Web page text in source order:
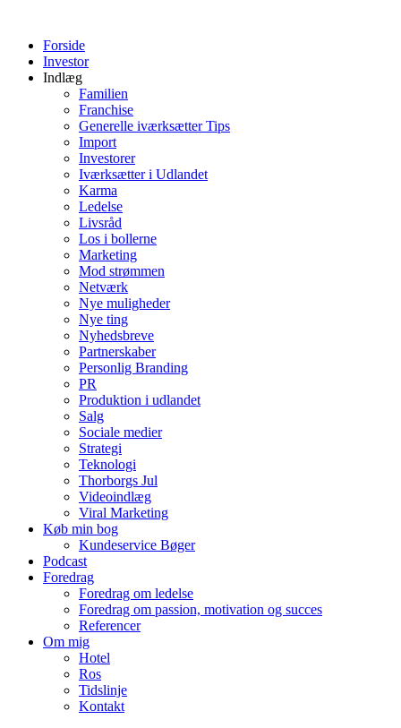
indholdForside
Investor
Indlæg
Familien
Franchise
Generelle iværksætter Tips
Import
Investorer
Iværksætter i Udlandet
Karma
Ledelse
Livsråd
Los i bollerne
Marketing
Mod strømmen
Netværk
Nye muligheder
Nye ting
Nyhedsbreve
Partnerskaber
Personlig Branding
PR
Produktion i udlandet
Salg
Sociale medier
Strategi
Teknologi
Thorborgs Jul
Videoindlæg
Viral Marketing
Køb min bog
Kundeservice Bøger
Podcast
Foredrag
Foredrag om ledelse
Foredrag om passion, motivation og succes
Referencer
Om mig
Hotel
Ros
Tidslinje
Kontakt